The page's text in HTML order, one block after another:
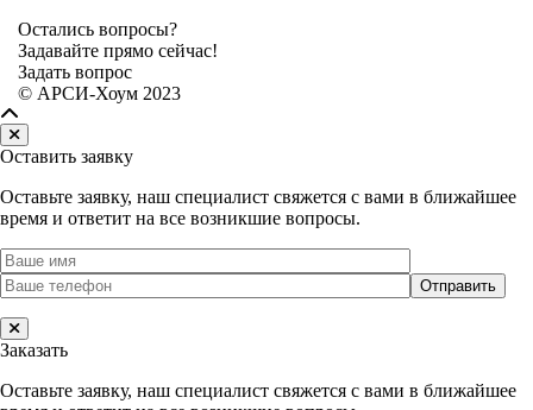
Остались вопросы?
Задавайте прямо сейчас!
Задать вопрос
© АРСИ-Хоум 2023
Оставить заявку
Оставьте заявку, наш специалист свяжется с вами в ближайшее
время и ответит на все возникшие вопросы.
Заказать
Оставьте заявку, наш специалист свяжется с вами в ближайшее